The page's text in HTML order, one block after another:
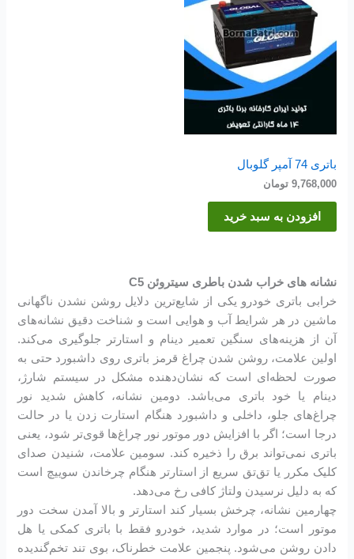
باتری 74 آمپر گلوبال
9,768,000 تومان
افزودن به سبد خرید
نشانه های خراب شدن باطری سیتروئن C5
خرابی باتری خودرو یکی از شایع‌ترین دلایل روشن نشدن ناگهانی
ماشین در هر شرایط آب و هوایی است و شناخت دقیق نشانه‌های
آن از هزینه‌های سنگین تعمیر دینام و استارتر جلوگیری می‌کند.
اولین علامت، روشن شدن چراغ قرمز باتری روی داشبورد حتی به
صورت لحظه‌ای است که نشان‌دهنده مشکل در سیستم شارژ،
دینام یا خود باتری می‌باشد. دومین نشانه، کاهش شدید نور
چراغ‌های جلو، داخلی و داشبورد هنگام استارت زدن یا در حالت
درجا است؛ اگر با افزایش دور موتور نور چراغ‌ها قوی‌تر شود، یعنی
باتری نمی‌تواند برق را ذخیره کند. سومین علامت، شنیدن صدای
کلیک مکرر یا تق‌تق سریع از استارتر هنگام چرخاندن سوییچ است
که به دلیل نرسیدن ولتاژ کافی رخ می‌دهد.
چهارمین نشانه، چرخش بسیار کند استارتر و بالا آمدن سخت دور
موتور است؛ در موارد شدید، خودرو فقط با باتری کمکی یا هل
دادن روشن می‌شود. پنجمین علامت خطرناک، بوی تند تخم‌گندیده